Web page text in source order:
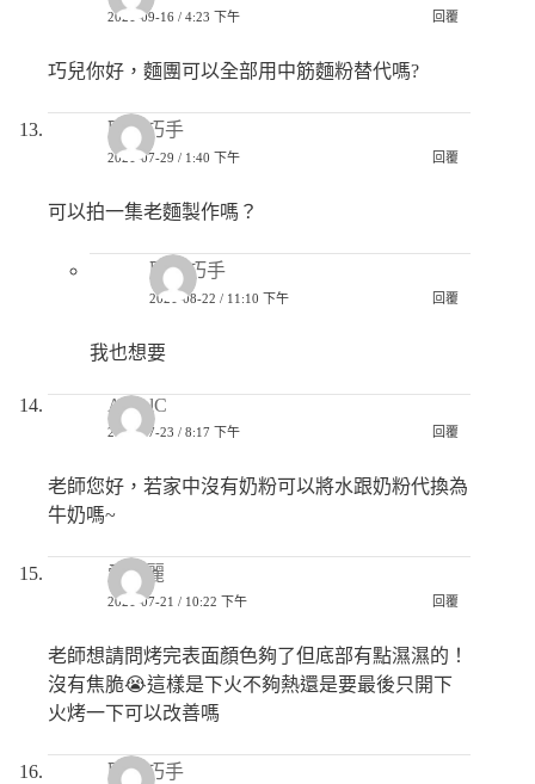
2021-09-16 / 4:23 下午 回覆
巧兒你好，麵團可以全部用中筋麵粉替代嗎?
匿名巧手
2021-07-29 / 1:40 下午 回覆
可以拍一集老麵製作嗎？
匿名巧手
2021-08-22 / 11:10 下午 回覆
我也想要
AngelC
2021-07-23 / 8:17 下午 回覆
老師您好，若家中沒有奶粉可以將水跟奶粉代換為
牛奶嗎~
愛美麗
2021-07-21 / 10:22 下午 回覆
老師想請問烤完表面顏色夠了但底部有點濕濕的！
沒有焦脆😭這樣是下火不夠熱還是要最後只開下
火烤一下可以改善嗎
匿名巧手